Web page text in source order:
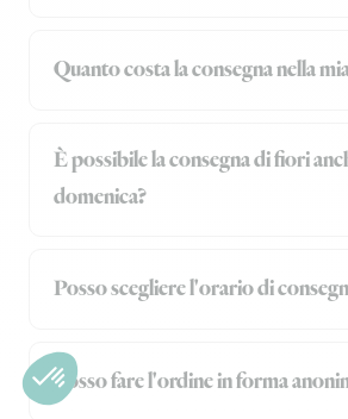
Quanto costa la consegna nella
È possibile la consegna di fiori
domenica?
Posso scegliere l'orario di
Posso fare l'ordine in forma